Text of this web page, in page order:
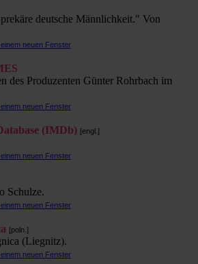
deutsche Männlichkeit." Von
einem neuen Fenster
des Produzenten Günter Rohrbach im
einem neuen Fenster
(IMDb) [engl.]
einem neuen Fenster
Schulze.
einem neuen Fenster
[poln.]
(Liegnitz).
einem neuen Fenster